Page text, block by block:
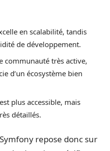
en scalabilité, tandis
de développement.
communauté très active,
d’un écosystème bien
plus accessible, mais
détaillés.
repose donc sur